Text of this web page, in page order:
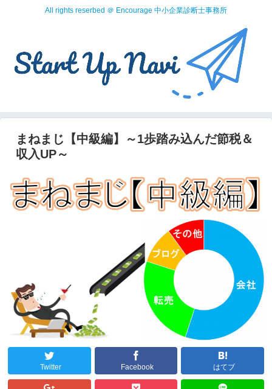
All rights reserbed ＠ Encourage 中小企業診断士事務所
まねまじ【中級編】～1歩踏み込んだ節税＆
収入UP～
Twitter Facebook はてブ